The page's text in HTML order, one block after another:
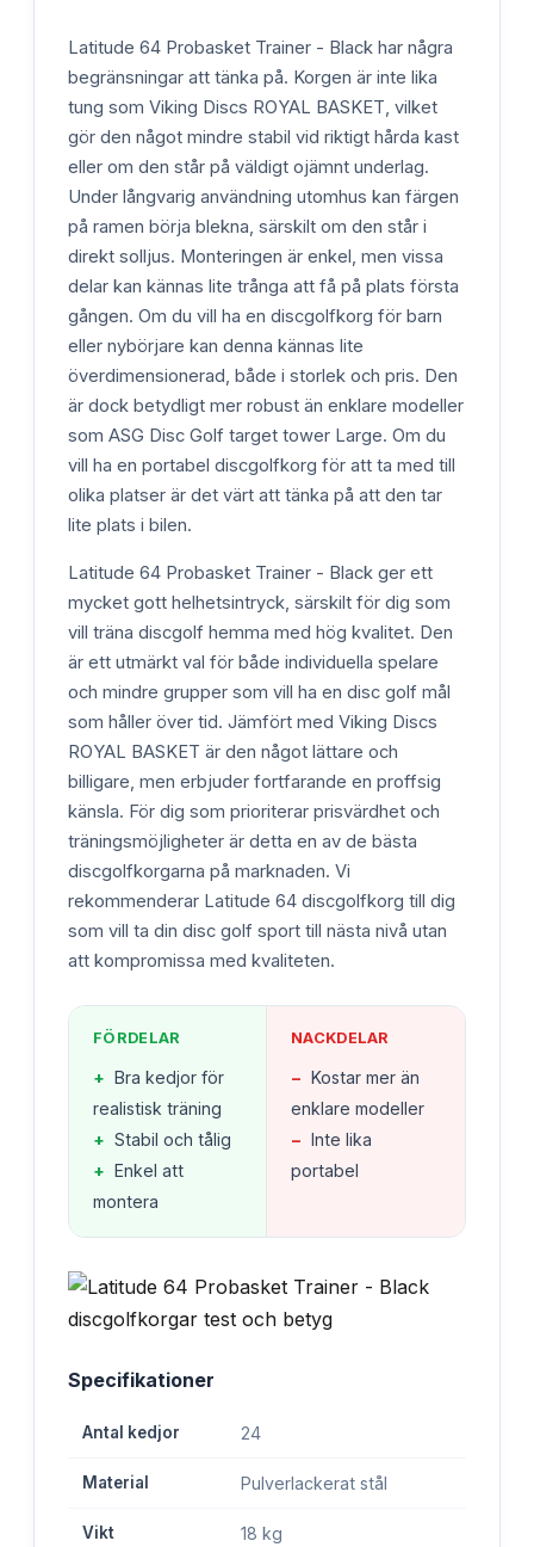
Latitude 64 Probasket Trainer - Black har några
begränsningar att tänka på. Korgen är inte lika
tung som Viking Discs ROYAL BASKET, vilket
gör den något mindre stabil vid riktigt hårda kast
eller om den står på väldigt ojämnt underlag.
Under långvarig användning utomhus kan färgen
på ramen börja blekna, särskilt om den står i
direkt solljus. Monteringen är enkel, men vissa
delar kan kännas lite trånga att få på plats första
gången. Om du vill ha en discgolfkorg för barn
eller nybörjare kan denna kännas lite
överdimensionerad, både i storlek och pris. Den
är dock betydligt mer robust än enklare modeller
som ASG Disc Golf target tower Large. Om du
vill ha en portabel discgolfkorg för att ta med till
olika platser är det värt att tänka på att den tar
lite plats i bilen.
Latitude 64 Probasket Trainer - Black ger ett
mycket gott helhetsintryck, särskilt för dig som
vill träna discgolf hemma med hög kvalitet. Den
är ett utmärkt val för både individuella spelare
och mindre grupper som vill ha en disc golf mål
som håller över tid. Jämfört med Viking Discs
ROYAL BASKET är den något lättare och
billigare, men erbjuder fortfarande en proffsig
känsla. För dig som prioriterar prisvärdhet och
träningsmöjligheter är detta en av de bästa
discgolfkorgarna på marknaden. Vi
rekommenderar Latitude 64 discgolfkorg till dig
som vill ta din disc golf sport till nästa nivå utan
att kompromissa med kvaliteten.
FÖRDELAR
+ Bra kedjor för
realistisk träning
+ Stabil och tålig
+ Enkel att
montera
NACKDELAR
− Kostar mer än
enklare modeller
− Inte lika
portabel
Specifikationer
Antal kedjor 24
Material Pulverlackerat stål
Vikt 18 kg